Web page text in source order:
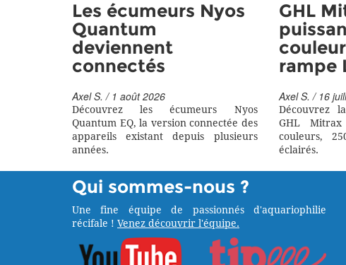
Les écumeurs Nyos
Quantum
deviennent
connectés
Axel S. / 1 août 2026
Découvrez les écumeurs Nyos
Quantum EQ, la version connectée des
appareils existant depuis plusieurs
années.
GHL
rampe
Axel S. / 16
Découvrez
GHL
couleurs,
éclairés.
Qui sommes-nous ?
Une fine équipe de passionnés d'aquariophilie
récifale ! Venez découvrir l'équipe.